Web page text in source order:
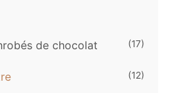
de chocolat (17)
(12)